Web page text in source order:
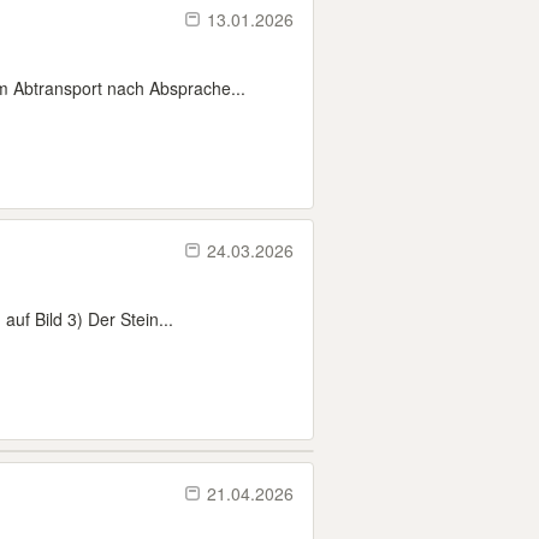
13.01.2026
Abtransport nach Absprache...
24.03.2026
Bild 3) Der Stein...
21.04.2026